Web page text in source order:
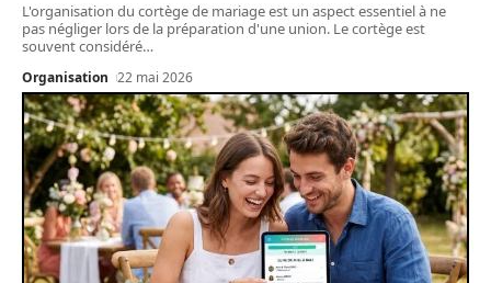
L'organisation du cortège de mariage est un aspect essentiel à ne
pas négliger lors de la préparation d'une union. Le cortège est
souvent considéré…
Organisation 22 mai 2026